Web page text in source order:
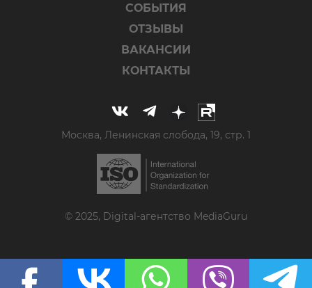
СОБЫТИЯ
ОТЗЫВЫ
ВАКАНСИИ
КОНТАКТЫ
Москва, Ленинская слобода, 19, стр. 1
© 2025, Digital-агентство MediaGuru